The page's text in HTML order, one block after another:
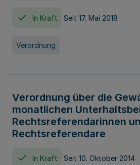
In Kraft Seit 17. Mai 2018
Verordnung
Verordnung über die
monatlichen
Rechtsreferendarinnen
Rechtsreferendare
In Kraft Seit 10. Oktober 2014